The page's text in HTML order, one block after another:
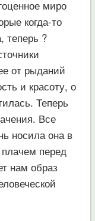
миро
когда-то
теперь ?
от рыданий
и красоту, о
Теперь
Все
носила она в
перед
нам образ